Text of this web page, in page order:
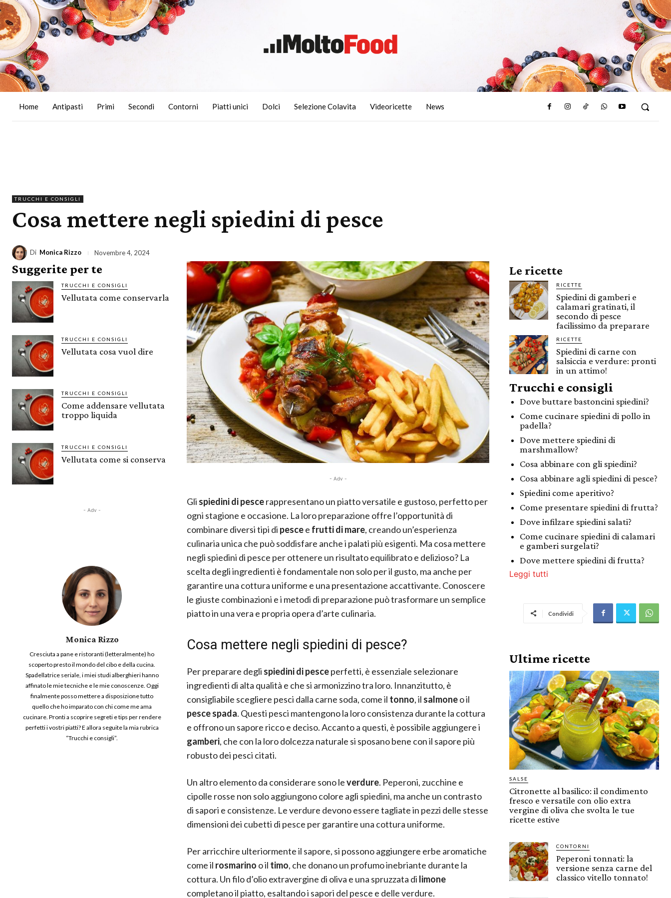
Home Antipasti Primi Secondi Contorni Piatti unici Dolci Selezione Colavita Videoricette News
TRUCCHI E CONSIGLI
Cosa mettere negli spiedini di pesce
Di Monica Rizzo Novembre 4, 2024
Suggerite per te
TRUCCHI E CONSIGLI
Vellutata come conservarla
TRUCCHI E CONSIGLI
Vellutata cosa vuol dire
TRUCCHI E CONSIGLI
Come addensare vellutata
troppo liquida
TRUCCHI E CONSIGLI
Vellutata come si conserva
- Adv -
Monica Rizzo
Cresciuta a pane e ristoranti (letteralmente) ho
scoperto presto il mondo del cibo e della cucina.
Spadellatrice seriale, i miei studi alberghieri hanno
affinato le mie tecniche e le mie conoscenze. Oggi
finalmente posso mettere a disposizione tutto
quello che ho imparato con chi come me ama
cucinare. Pronti a scoprire segreti e tips per rendere
perfetti i vostri piatti? E allora seguite la mia rubrica
“Trucchi e consigli”.
- Adv -
Gli spiedini di pescerappresentano un piatto versatile e gustoso, perfetto per
ogni stagione e occasione. La loro preparazione offre l’opportunità di
combinare diversi tipi di pescee frutti di mare, creando un’esperienza
culinaria unica che può soddisfare anche i palati più esigenti. Ma cosa mettere
negli spiedini di pesce per ottenere un risultato equilibrato e delizioso? La
scelta degli ingredienti è fondamentale non solo per il gusto, ma anche per
garantire una cottura uniforme e una presentazione accattivante. Conoscere
le giuste combinazioni e i metodi di preparazione può trasformare un semplice
piatto in una vera e propria opera d’arte culinaria.
Cosa mettere negli spiedini di pesce?
Per preparare degli spiedini di pesceperfetti, è essenziale selezionare
ingredienti di alta qualità e che si armonizzino tra loro. Innanzitutto, è
consigliabile scegliere pesci dalla carne soda, come il tonno, il salmoneo il
pesce spada. Questi pesci mantengono la loro consistenza durante la cottura
e offrono un sapore ricco e deciso. Accanto a questi, è possibile aggiungere i
gamberi, che con la loro dolcezza naturale si sposano bene con il sapore più
robusto dei pesci citati.
Un altro elemento da considerare sono leverdure. Peperoni, zucchine e
cipolle rosse non solo aggiungono colore agli spiedini, ma anche un contrasto
di sapori e consistenze. Le verdure devono essere tagliate in pezzi delle stesse
dimensioni dei cubetti di pesce per garantire una cottura uniforme.
Per arricchire ulteriormente il sapore, si possono aggiungere erbe aromatiche
come il rosmarino o il timo, che donano un profumo inebriante durante la
cottura. Un filo d’olio extravergine di oliva e una spruzzata di limone
completano il piatto, esaltando i sapori del pesce e delle verdure.
Le ricette
RICETTE
Spiedini di gamberi e
calamari gratinati, il
secondo di pesce
facilissimo da preparare
RICETTE
Spiedini di carne con
salsiccia e verdure: pronti
in un attimo!
Trucchi e consigli
Dove buttare bastoncini spiedini?
Come cucinare spiedini di pollo in
padella?
Dove mettere spiedini di
marshmallow?
Cosa abbinare con gli spiedini?
Cosa abbinare agli spiedini di pesce?
Spiedini come aperitivo?
Come presentare spiedini di frutta?
Dove infilzare spiedini salati?
Come cucinare spiedini di calamari
e gamberi surgelati?
Dove mettere spiedini di frutta?
Leggi tutti
Condividi
Ultime ricette
SALSE
Citronette al basilico: il condimento
fresco e versatile con olio extra
vergine di oliva che svolta le tue
ricette estive
CONTORNI
Peperoni tonnati: la
versione senza carne del
classico vitello tonnato!